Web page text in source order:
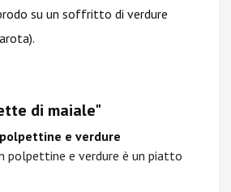
su un soffritto di verdure
di maiale"
e verdure
polpettine e verdure è un piatto